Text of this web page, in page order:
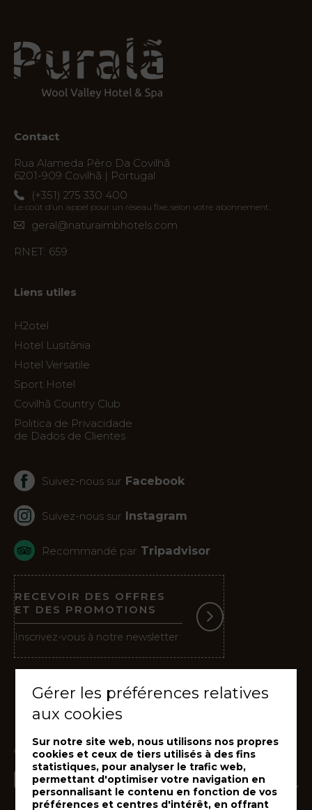
Contact
Emplacement
Infos
virtuelle
Contact
Rua Alameda Pêro Da Covilhã
6201-909 Covilhã | Portugal
(+351) 275 330 400
Le coût d’un appel pour un réseau fixe, selon votre abonnement.
geral@naturaimbhotels.com
RNET: 659
Liens utiles
H2otel
Hotel Lusitânia
Hotel Versatile
Sport Hotel
Covilhã Country Club
Politica de Privacidade
de Dados de Clientes
Suivez-nous sur Facebook
Suivez-nous sur Instagram
Recommandé par Tripadvisor
RECEVOIR DES OFFRES
ET DES PROMOTIONS
Inscrivez-vous à notre newsletter
Gérer les préférences relatives
aux cookies
Sur notre site web, nous utilisons nos propres
cookies et ceux de tiers utilisés à des fins
statistiques, pour analyser le trafic web,
permettant d'optimiser votre navigation en
personnalisant le contenu en fonction de vos
préférences et centres d'intérêt, en offrant